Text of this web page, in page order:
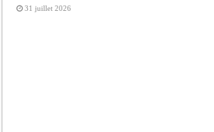
31 juillet 2026